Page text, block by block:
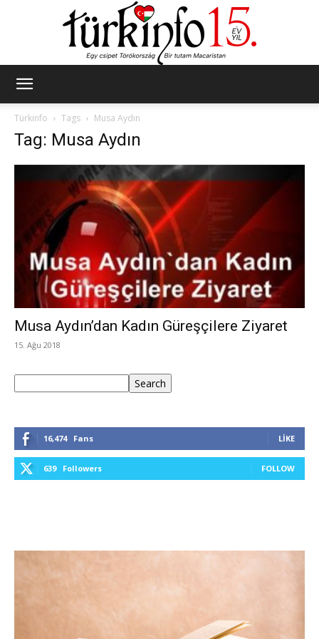
Türkinfo
Tags Musa Aydın
Tag: Musa Aydın
Musa Aydın’dan Kadın Güreşçilere Ziyaret
15. Ağu 2018
Search
16,474 Fans LIKE
639 Followers FOLLOW